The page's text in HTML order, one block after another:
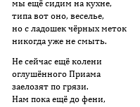
мы ещё сидим на кухне,
типа вот оно, веселье,
но с ладошек чёрных меток
никогда уже не смыть.
Не сейчас ещё колени
оглушённого Приама
заелозят по грязи.
Нам пока ещё до фени,